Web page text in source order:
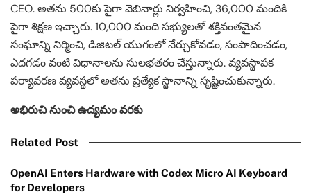
CEO. అతను 500కు పైగా వెబినార్లు నిర్వహించి, 36,000 మందికి
పైగా శిక్షణ ఇచ్చారు. 10,000 మంది సభ్యులతో శక్తివంతమైన
సంఘాన్ని నిర్మించి, డిజిటల్ యుగంలో నేర్చుకోవడం, సంపాదించడం,
ఎదగడం వంటి విధానాలను సులభతరం చేస్తున్నారు. వ్యవస్థాపక
పర్యావరణ వ్యవస్థలో అతను ప్రత్యేక స్థానాన్ని సృష్టించుకున్నారు.
అభిరుచి నుంచి ఉద్యమం వరకు
Related Post
OpenAI Enters Hardware with Codex Micro AI Keyboard
for Developers